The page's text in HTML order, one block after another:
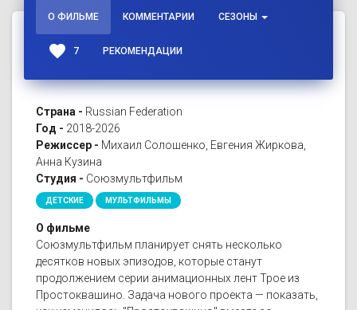
О ФИЛЬМЕ КОММЕНТАРИИ СЕЗОНЫ
favorite 7 РЕКОМЕНДАЦИИ
Страна - Russian Federation
Год - 2018-2026
Режиссер - Михаил Солошенко, Евгения Жиркова,
Анна Кузина
Студия - Союзмультфильм
ДЕТСКИЕ МУЛЬТФИЛЬМЫ
О фильме
Союзмультфильм планирует снять несколько
десятков новых эпизодов, которые станут
продолжением серии анимационных лент Трое из
Простоквашино. Задача нового проекта — показать,